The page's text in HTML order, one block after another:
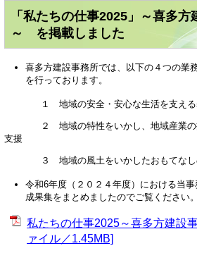
「私たちの仕事2025」～喜多
～ を掲載しました
喜多方建設事務所では、以下の４つの業
を行っております。
１ 地域の安全・安心な生活を支える
２ 地域の特性をいかし、地域産業の振
支援
３ 地域の風土をいかしたおもてなしの
令和6年度（２０２４年度）における当
成果集をまとめましたのでご覧ください。
私たちの仕事2025～喜多方建設
ァイル／1.45MB]